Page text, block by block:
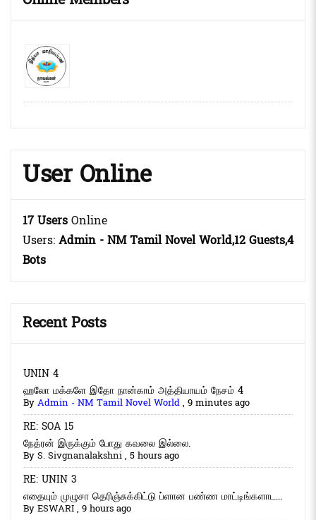
User Online
17 UsersOnline
Users:Admin - NM Tamil Novel World,12 Guests,4
Bots
Recent Posts
UNIN 4
ஹலோ மக்களே இதோ நான்காம் அத்தியாயம் நேசம் 4
ByAdmin - NM Tamil Novel World, 9 minutes ago
RE: SOA 15
நேத்ரன் இருக்கும் போது கவலை இல்லை.
ByS. Sivgnanalakshni, 5 hours ago
RE: UNIN 3
எதையும் முழுசா தெரிஞ்சுக்கிட்டு ப்ளான பண்ண மாட்டிங்களாட...
ByESWARI, 9 hours ago